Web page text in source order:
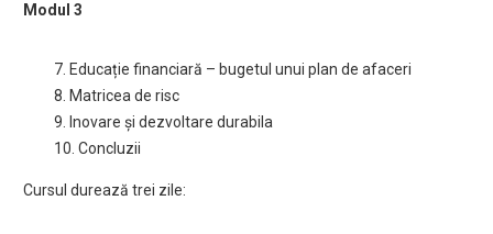
Modul 3
7. Educație financiară – bugetul unui plan de afaceri
8. Matricea de risc
9. Inovare și dezvoltare durabila
10. Concluzii
Cursul durează trei zile: